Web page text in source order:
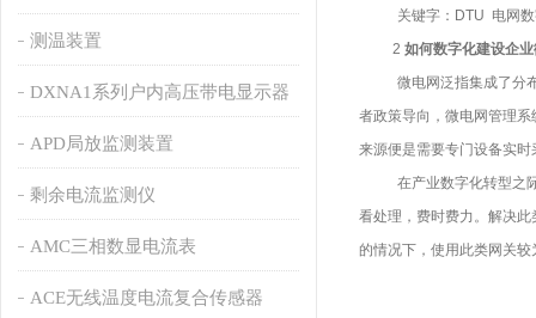
测温装置
DXNA1系列户内高压带电显示器
APD局放监测装置
剩余电流监测仪
AMC三相数显电流表
ACE无线温度电流复合传感器
关键字： DTU 电网
2 如何数字化建设企
微电网泛指集成了分
者政策导向，微电网管理
来源便是需要专门设备实
在产业数字化转型之
看处理，费时费力。解决
的情况下，使用此类网关